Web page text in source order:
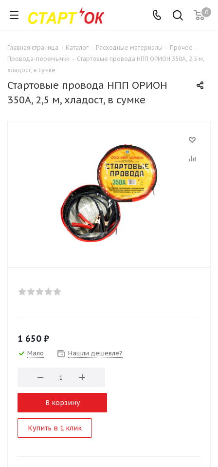
0
Главная страница - Каталог - Расходные материалы - Прочее -
Провода-перемычки - Стартовые провода НПП ОРИОН 350А, 2,5 м,
хладост, в сумке
Стартовые провода НПП ОРИОН
350А, 2,5 м, хладост, в сумке
1 650 ₽
Мало Нашли дешевле?
В корзину
Купить в 1 клик